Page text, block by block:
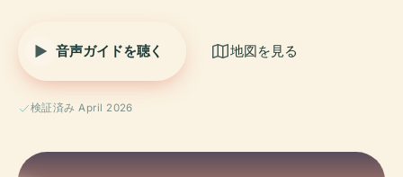
音声ガイドを聴く 地図を見る
検証済み April 2026